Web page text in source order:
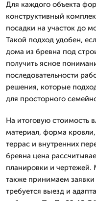
Для каждого объекта
конструктивный
посадки на участок до
Такой подход удобен,
дома из бревна под
получить ясное
последовательности
решения, которые
для просторного
На итоговую стоимость
материал, форма
террас и внутренних
бревна цена
планировки и
также принимаем
требуется выезд и